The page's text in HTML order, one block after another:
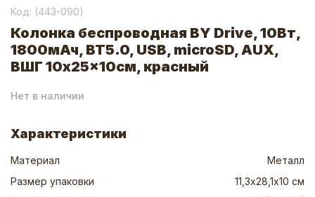
Код: (443-090)
Колонка беспроводная BY Drive, 10Вт,
1800мАч, BT5.0, USB, microSD, AUX,
ВШГ 10x25x10см, красный
Нет в наличии
Характеристики
Материал
Металл
Размер упаковки
11,3х28,1х10 см